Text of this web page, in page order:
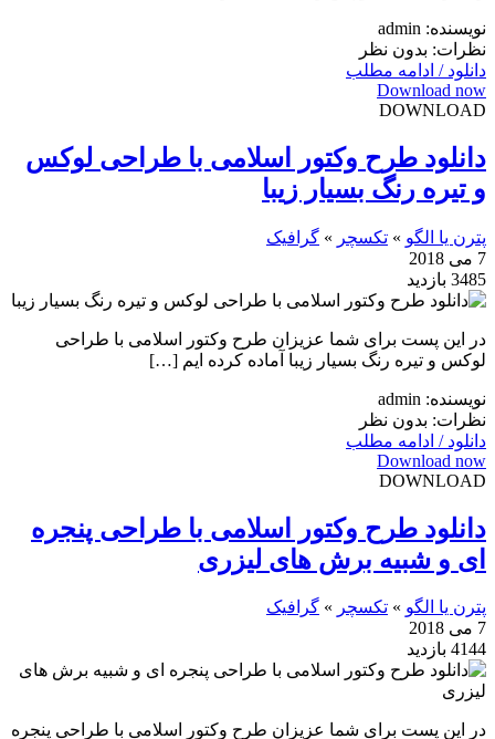
نویسنده: admin
نظرات: بدون نظر
دانلود / ادامه مطلب
Download now
DOWNLOAD
دانلود طرح وکتور اسلامی با طراحی لوکس
و تیره رنگ بسیار زیبا
پترن یا الگو » تکسچر » گرافیک
7 می 2018
3485 بازدید
در این پست برای شما عزیزان طرح وکتور اسلامی با طراحی
لوکس و تیره رنگ بسیار زیبا آماده کرده ایم […]
نویسنده: admin
نظرات: بدون نظر
دانلود / ادامه مطلب
Download now
DOWNLOAD
دانلود طرح وکتور اسلامی با طراحی پنجره
ای و شبیه برش های لیزری
پترن یا الگو » تکسچر » گرافیک
7 می 2018
4144 بازدید
در این پست برای شما عزیزان طرح وکتور اسلامی با طراحی پنجره